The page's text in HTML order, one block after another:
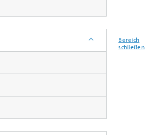
Bereich
schließen